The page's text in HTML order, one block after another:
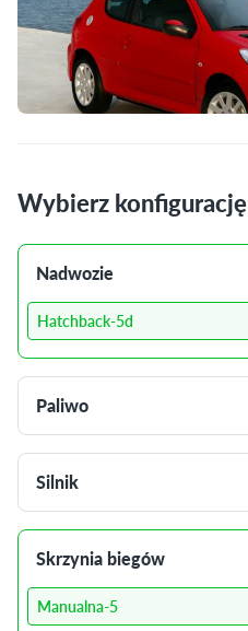
Wybierz konfigurację
Nadwozie
Hatchback-5d
Paliwo
Silnik
Skrzynia biegów
Manualna-5